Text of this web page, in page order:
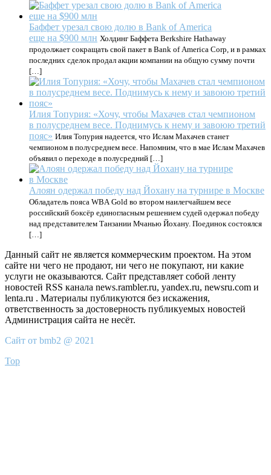
Баффет урезал свою долю в Bank of America
еще на $900 млн Холдинг Баффета Berkshire Hathaway
продолжает сокращать свой пакет в Bank of America Corp, и в рамках
последних сделок продал акции компании на общую сумму почти
[…]
Илия Топурия: «Хочу, чтобы Махачев стал чемпионом
в полусреднем весе. Поднимусь к нему и завоюю третий
пояс» Илия Топурия надеется, что Ислам Махачев станет
чемпионом в полусреднем весе. Напомним, что в мае Ислам Махачев
объявил о переходе в полусредний […]
Алоян одержал победу над Йохану на турнире в Москве
Обладатель пояса WBA Gold во втором наилегчайшем весе
российский боксёр единогласным решением судей одержал победу
над представителем Танзании Мчанью Йохану. Поединок состоялся
[…]
Данный сайт не является коммерческим проектом. На этом
сайте ни чего не продают, ни чего не покупают, ни какие
услуги не оказываются. Сайт представляет собой ленту
новостей RSS канала news.rambler.ru, yandex.ru, newsru.com и
lenta.ru . Материалы публикуются без искажения,
ответственность за достоверность публикуемых новостей
Администрация сайта не несёт.
Сайт от bmb2 @ 2021
Top